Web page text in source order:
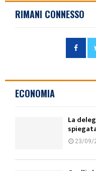
RIMANI CONNESSO
ECONOMIA
La
23/09/